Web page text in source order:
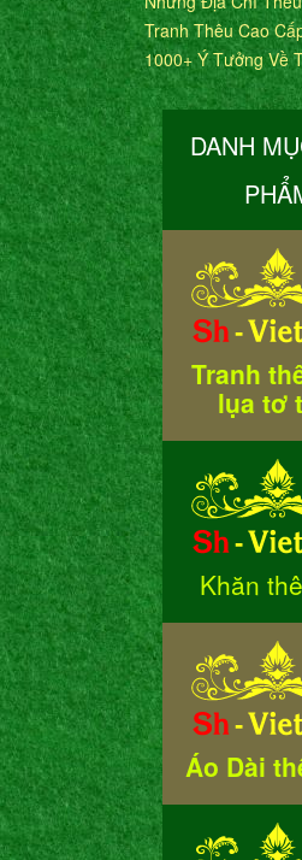
Tranh Thêu Cao
1000+ Ý Tưởng Về
DANH
Tranh
lụa tơ
Khăn
Áo Dài